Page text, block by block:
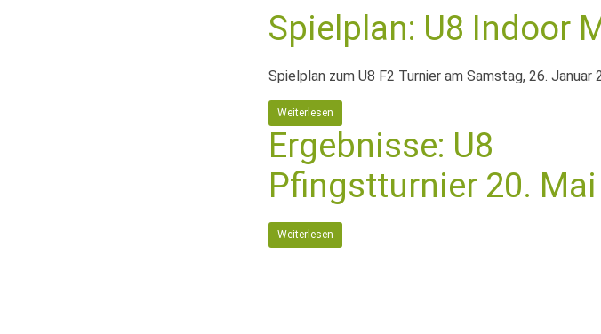
Spielplan: U8 Indoor
Spielplan zum U8 F2 Turnier am Samstag, 26. Januar
Weiterlesen
Ergebnisse: U8
Pfingstturnier 20.
Weiterlesen